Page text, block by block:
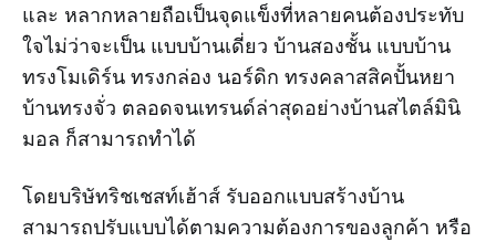
และ หลากหลายถือเป็นจุดแข็งที่หลายคนต้องประทับ
ใจไม่ว่าจะเป็น แบบบ้านเดี่ยว บ้านสองชั้น แบบบ้าน
ทรงโมเดิร์น ทรงกล่อง นอร์ดิก ทรงคลาสสิคปั้นหยา
บ้านทรงจั่ว ตลอดจนเทรนด์ล่าสุดอย่างบ้านสไตล์มินิ
มอล ก็สามารถทำได้
โดยบริษัทริชเชสท์เฮ้าส์ รับออกแบบสร้างบ้าน
สามารถปรับแบบได้ตามความต้องการของลูกค้า หรือ